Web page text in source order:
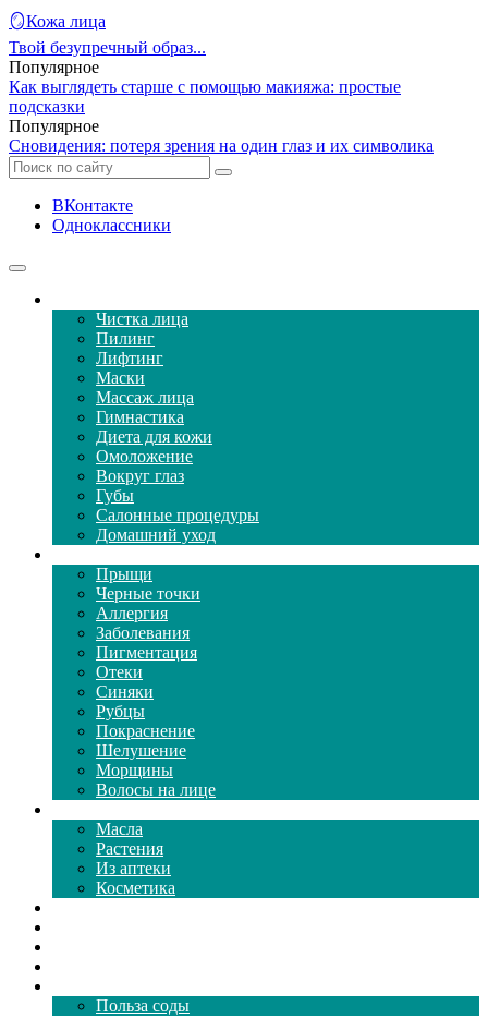
🪞Кожа лица
Твой безупречный образ...
Популярное
Как выглядеть старше с помощью макияжа: простые
подсказки
Популярное
Сновидения: потеря зрения на один глаз и их символика
ВКонтакте
Одноклассники
Чистка лица
Пилинг
Лифтинг
Маски
Массаж лица
Гимнастика
Диета для кожи
Омоложение
Вокруг глаз
Губы
Салонные процедуры
Домашний уход
Прыщи
Черные точки
Аллергия
Заболевания
Пигментация
Отеки
Синяки
Рубцы
Покраснение
Шелушение
Морщины
Волосы на лице
Масла
Растения
Из аптеки
Косметика
Польза соды